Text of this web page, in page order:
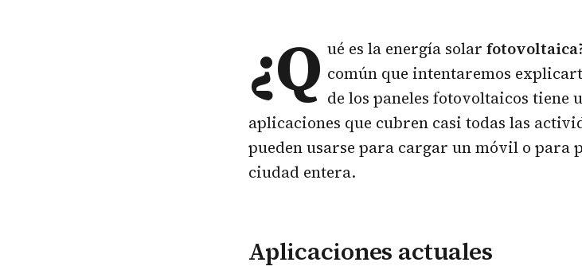
¿Q ué es la energía solar
común que intentaremos
de los paneles fotovoltaicos tiene
aplicaciones que cubren casi todas las
pueden usarse para cargar un móvil o para
ciudad entera.
Aplicaciones actuales